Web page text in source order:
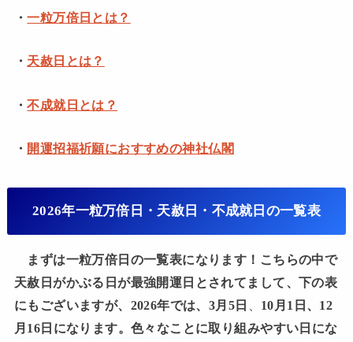
・一粒万倍日とは？
・ 天赦日とは？
・不成就日とは？
・ 開運招福祈願におすすめの神社仏閣
2026年一粒万倍日・天赦日・不成就日の一覧表
まずは一粒万倍日の一覧表になります！こちらの中で
天赦日がかぶる日が最強開運日とされてまして、下の表
にもございますが、2026年では、3月5日
10月1日、12
月16日になります。色々なことに取り組みやすい日にな